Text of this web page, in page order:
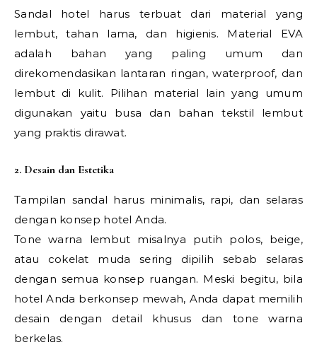
Sandal hotel harus terbuat dari material yang
lembut, tahan lama, dan higienis. Material EVA
adalah bahan yang paling umum dan
direkomendasikan lantaran ringan, waterproof, dan
lembut di kulit. Pilihan material lain yang umum
digunakan yaitu busa dan bahan tekstil lembut
yang praktis dirawat.
2. Desain dan Estetika
Tampilan sandal harus minimalis, rapi, dan selaras
dengan konsep hotel Anda.
Tone warna lembut misalnya putih polos, beige,
atau cokelat muda sering dipilih sebab selaras
dengan semua konsep ruangan. Meski begitu, bila
hotel Anda berkonsep mewah, Anda dapat memilih
desain dengan detail khusus dan tone warna
berkelas.